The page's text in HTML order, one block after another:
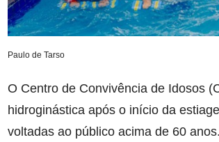
Paulo de Tarso
O Centro de Convivência de Idosos
hidroginástica após o início da
voltadas ao público acima de 60